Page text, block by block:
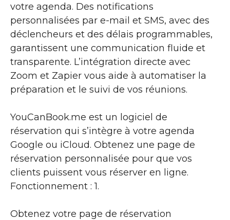
votre agenda. Des notifications
personnalisées par e-mail et SMS, avec des
déclencheurs et des délais programmables,
garantissent une communication fluide et
transparente. L’intégration directe avec
Zoom et Zapier vous aide à automatiser la
préparation et le suivi de vos réunions.
YouCanBook.me est un logiciel de
réservation qui s’intègre à votre agenda
Google ou iCloud. Obtenez une page de
réservation personnalisée pour que vos
clients puissent vous réserver en ligne.
Fonctionnement : 1.
Obtenez votre page de réservation